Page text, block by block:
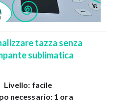
tazza senza
sublimatica
Livello: facile
necessario: 1 ora